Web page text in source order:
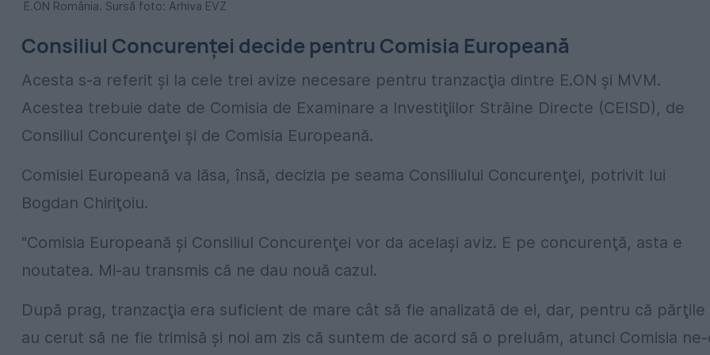
E.ON România. Sursă foto: Arhiva EVZ
Consiliul Concurenţei decide pentru Comisia Europeană
Acesta s-a referit și la cele trei avize necesare pentru tranzacţia dintre E.ON şi MVM.
Acestea trebuie date de Comisia de Examinare a Investiţiilor Străine Directe (CEISD), de
Consiliul Concurenţei şi de Comisia Europeană.
Comisiei Europeană va lăsa, însă, decizia pe seama Consiliului Concurenţei, potrivit lui
Bogdan Chiriţoiu.
"Comisia Europeană și Consiliul Concurenţei vor da același aviz. E pe concurenţă, asta e
noutatea. Mi-au transmis că ne dau nouă cazul.
După prag, tranzacţia era suficient de mare cât să fie analizată de ei, dar, pentru că părţile
au cerut să ne fie trimisă şi noi am zis că suntem de acord să o preluăm, atunci Comisia